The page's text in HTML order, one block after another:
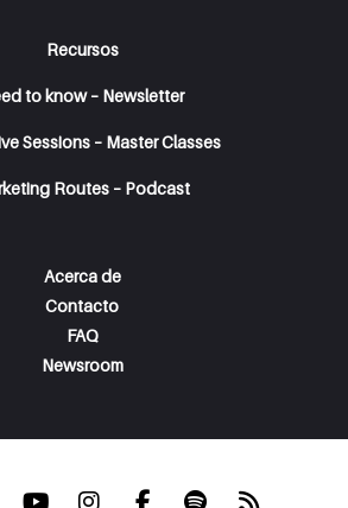
Recursos
to know – Newsletter
Sessions – Master Classes
Routes – Podcast
Acerca de
Contacto
FAQ
Newsroom